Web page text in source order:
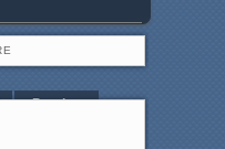
‹ Previous